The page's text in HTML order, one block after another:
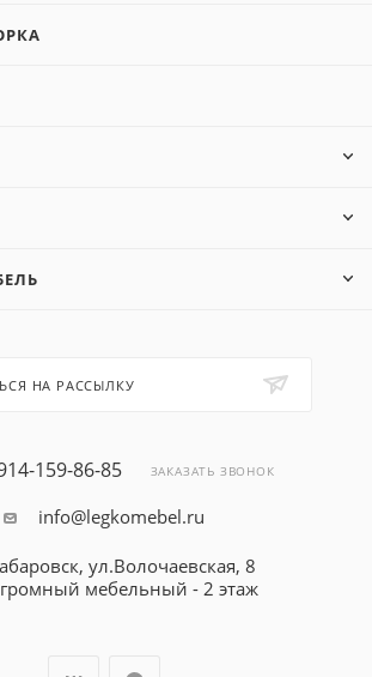
НА РАССЫЛКУ
159-86-85 ЗАКАЗАТЬ ЗВОНОК
info@legkomebel.ru
ул.Волочаевская, 8
мебельный - 2 этаж